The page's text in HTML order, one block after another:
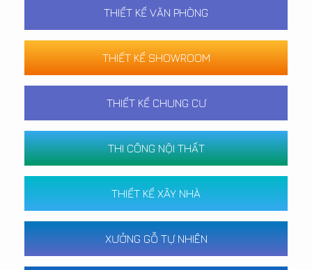
THIẾT KẾ VĂN PHÒNG
THIẾT KẾ SHOWROOM
THIẾT KẾ CHUNG CƯ
THI CÔNG NỘI THẤT
THIẾT KẾ XÂY NHÀ
XƯỞNG GỖ TỰ NHIÊN